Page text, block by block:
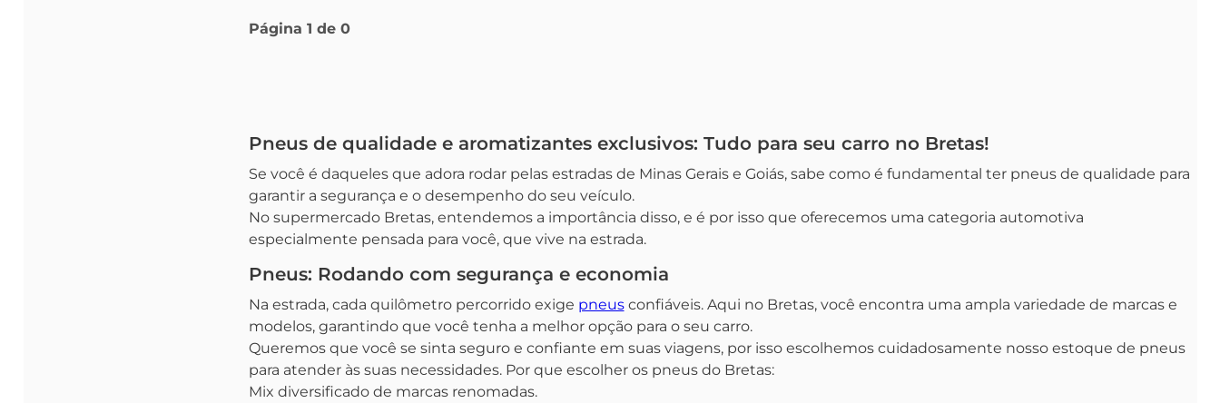
Página 1 de 0
Pneus de qualidade e aromatizantes exclusivos: Tudo para seu carro no Bretas!
Se você é daqueles que adora rodar pelas estradas de Minas Gerais e Goiás, sabe como é fundamental ter pneus de qualidade para
garantir a segurança e o desempenho do seu veículo.
No supermercado Bretas, entendemos a importância disso, e é por isso que oferecemos uma categoria automotiva
especialmente pensada para você, que vive na estrada.
Pneus: Rodando com segurança e economia
Na estrada, cada quilômetro percorrido exige pneusconfiáveis. Aqui no Bretas, você encontra uma ampla variedade de marcas e
modelos, garantindo que você tenha a melhor opção para o seu carro.
Queremos que você se sinta seguro e confiante em suas viagens, por isso escolhemos cuidadosamente nosso estoque de pneus
para atender às suas necessidades. Por que escolher os pneus do Bretas:
Mix diversificado de marcas renomadas.